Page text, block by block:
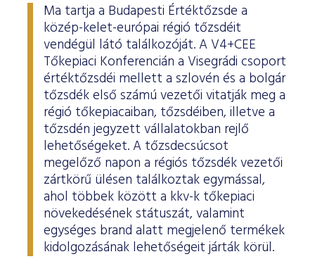
Ma tartja a Budapesti Értéktőzsde a
közép-kelet-európai régió tőzsdéit
vendégül látó találkozóját. A V4+CEE
Tőkepiaci Konferencián a Visegrádi csoport
értéktőzsdéi mellett a szlovén és a bolgár
tőzsdék első számú vezetői vitatják meg a
régió tőkepiacaiban, tőzsdéiben, illetve a
tőzsdén jegyzett vállalatokban rejlő
lehetőségeket. A tőzsdecsúcsot
megelőző napon a régiós tőzsdék vezetői
zártkörű ülésen találkoztak egymással,
ahol többek között a kkv-k tőkepiaci
növekedésének státuszát, valamint
egységes brand alatt megjelenő termékek
kidolgozásának lehetőségeit járták körül.